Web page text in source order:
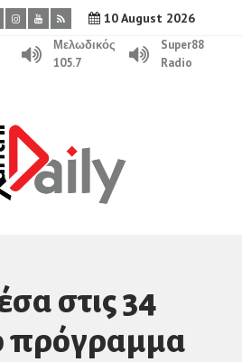
10 August 2026
Μελωδικός
105.7
Super88
Radio
στις 34
πρόγραμμα